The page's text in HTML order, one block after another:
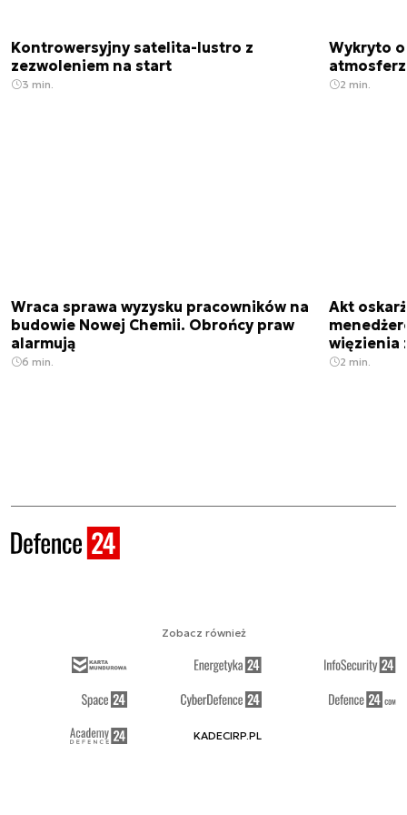
Kontrowersyjny satelita-lustro z
zezwoleniem na start
3 min.
Wykryto
2 min.
Wraca sprawa wyzysku pracowników na
budowie Nowej Chemii. Obrońcy praw
alarmują
6 min.
Akt
więzienia
2 min.
Zobacz również
KADECIRP.PL